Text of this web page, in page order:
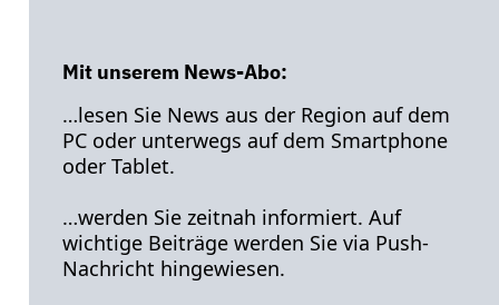
Mit unserem News-Abo:
…lesen Sie News aus der Region auf dem
PC oder unterwegs auf dem Smartphone
oder Tablet.
…werden Sie zeitnah informiert. Auf
wichtige Beiträge werden Sie via Push-
Nachricht hingewiesen.